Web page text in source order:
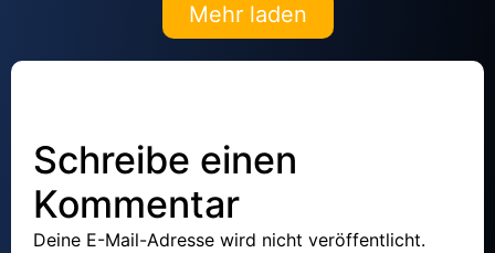
Mehr laden
Schreibe einen
Kommentar
Deine E-Mail-Adresse wird nicht veröffentlicht.